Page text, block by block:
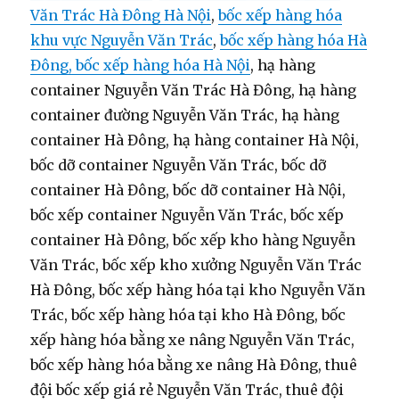
Văn Trác Hà Đông Hà Nội,bốc xếp hàng hóa
khu vực Nguyễn Văn Trác,bốc xếp hàng hóa Hà
Đông, bốc xếp hàng hóa Hà Nội, hạ hàng
container Nguyễn Văn Trác Hà Đông, hạ hàng
container đường Nguyễn Văn Trác, hạ hàng
container Hà Đông, hạ hàng container Hà Nội,
bốc dỡ container Nguyễn Văn Trác, bốc dỡ
container Hà Đông, bốc dỡ container Hà Nội,
bốc xếp container Nguyễn Văn Trác, bốc xếp
container Hà Đông, bốc xếp kho hàng Nguyễn
Văn Trác, bốc xếp kho xưởng Nguyễn Văn Trác
Hà Đông, bốc xếp hàng hóa tại kho Nguyễn Văn
Trác, bốc xếp hàng hóa tại kho Hà Đông, bốc
xếp hàng hóa bằng xe nâng Nguyễn Văn Trác,
bốc xếp hàng hóa bằng xe nâng Hà Đông, thuê
đội bốc xếp giá rẻ Nguyễn Văn Trác, thuê đội